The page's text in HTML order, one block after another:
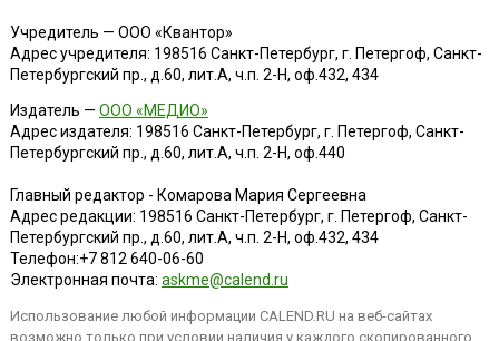
Учредитель — ООО «Квантор»
Адрес учредителя: 198516 Санкт-Петербург, г. Петергоф, Санкт-
Петербургский пр., д.60, лит.А, ч.п. 2-Н, оф.432, 434
Издатель — ООО «МЕДИО»
Адрес издателя: 198516 Санкт-Петербург, г. Петергоф, Санкт-
Петербургский пр., д.60, лит.А, ч.п. 2-Н, оф.440
Главный редактор - Комарова Мария Сергеевна
Адрес редакции: 198516 Санкт-Петербург, г. Петергоф, Санкт-
Петербургский пр., д.60, лит.А, ч.п. 2-Н, оф.432, 434
Телефон:+7 812 640-06-60
Электронная почта: askme@calend.ru
Использование любой информации CALEND.RU на веб-сайтах
возможно только при условии наличия у каждого скопированного